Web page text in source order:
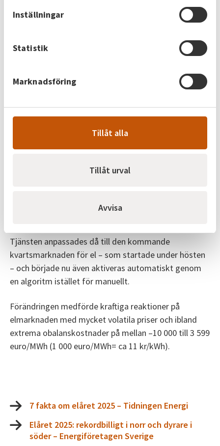
Inställningar
Statistik
Marknadsföring
Tillåt alla
Tillåt urval
Avvisa
I mars ändrade reglerkraftsmarknaden för el, den så
Tjänsten anpassades då till den kommande
kvartsmarknaden för el – som startade under hösten
– och började nu även aktiveras automatiskt genom
en algoritm istället för manuellt.
Förändringen medförde kraftiga reaktioner på
elmarknaden med mycket volatila priser och ibland
extrema obalanskostnader på mellan –10 000 till 3 599
euro/MWh (1 000 euro/MWh= ca 11 kr/kWh).
7 fakta om elåret 2025 – Tidningen Energi
Elåret 2025: rekordbilligt i norr och dyrare i
söder – Energiföretagen Sverige